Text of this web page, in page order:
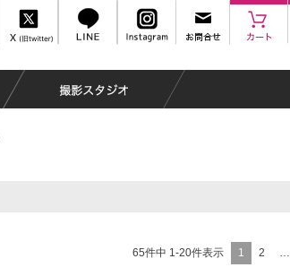
65件中 1-20件表示 1 2 …